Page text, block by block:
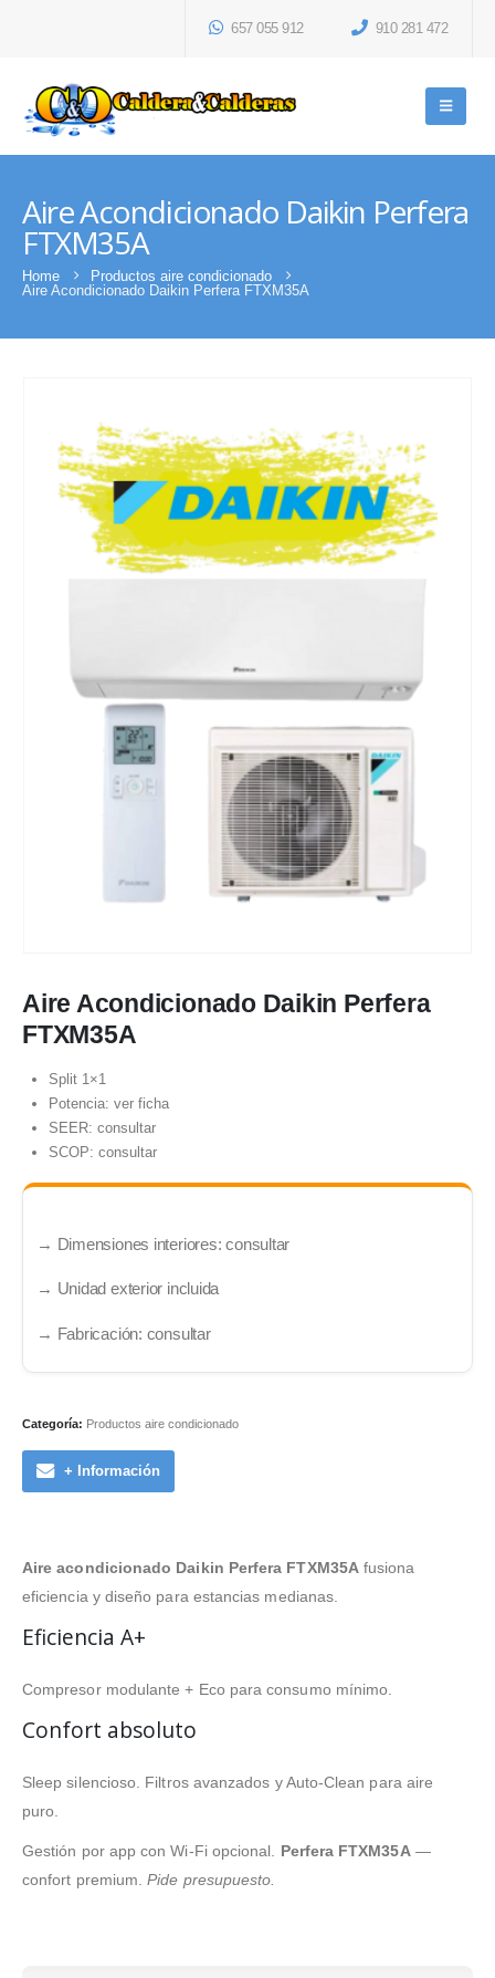
657 055 912 910 281 472
Aire Acondicionado Daikin Perfera
FTXM35A
Home
Productos aire condicionado
Aire Acondicionado Daikin Perfera FTXM35A
Aire Acondicionado Daikin Perfera
FTXM35A
Split 1×1
Potencia: ver ficha
SEER: consultar
SCOP: consultar
→ Dimensiones interiores: consultar
→ Unidad exterior incluida
→ Fabricación: consultar
Categoría: Productos aire condicionado
+ Información
Aire acondicionado Daikin Perfera FTXM35Afusiona
eficiencia y diseño para estancias medianas.
Eficiencia A+
Compresor modulante + Eco para consumo mínimo.
Confort absoluto
Sleep silencioso. Filtros avanzados y Auto-Clean para aire
puro.
Gestión por app con Wi-Fi opcional. Perfera FTXM35A—
confort premium.Pide presupuesto.